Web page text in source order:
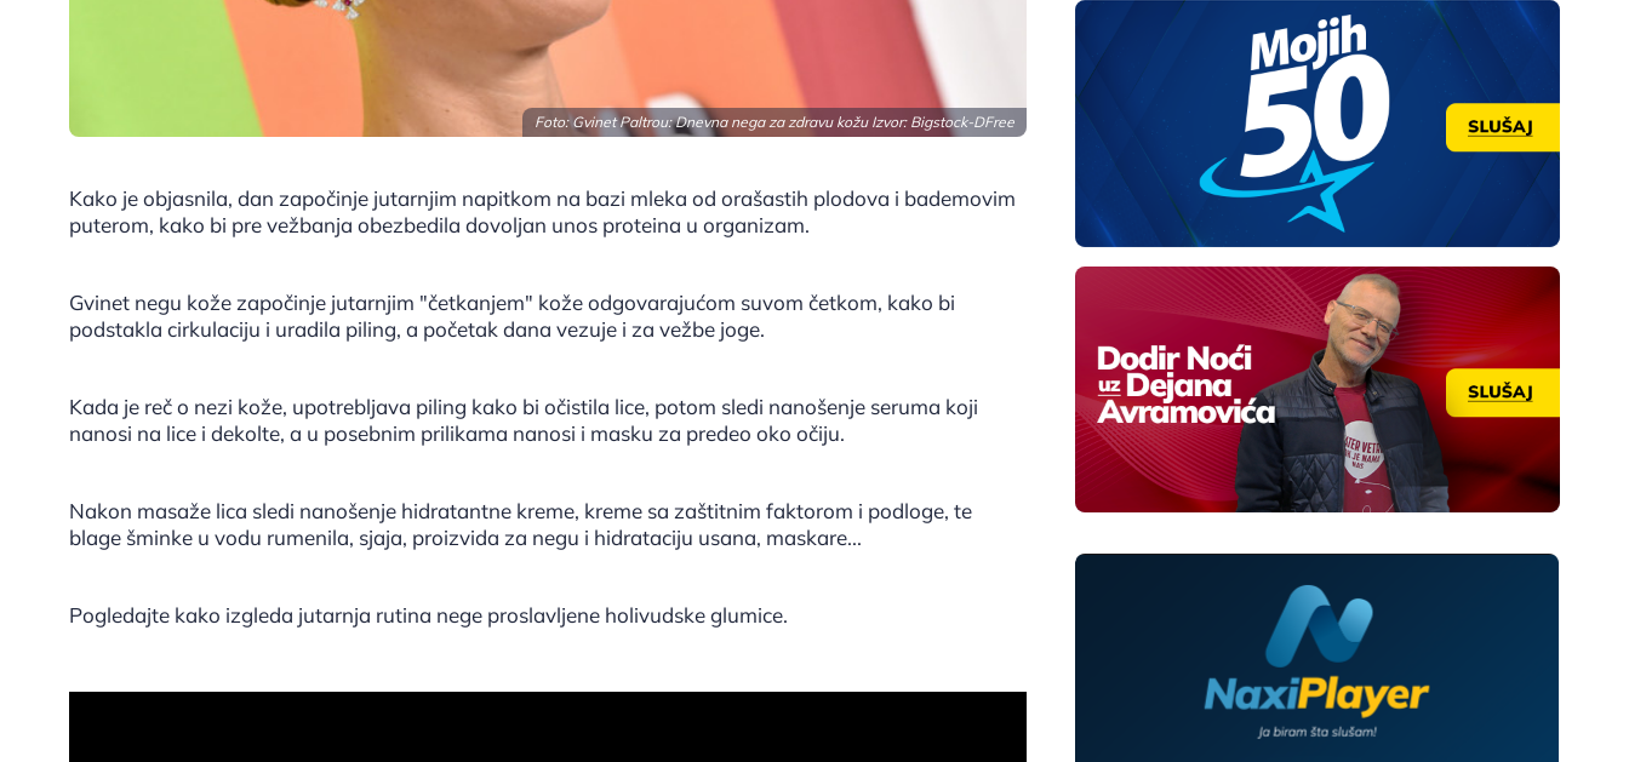
Foto: Gvinet Paltrou: Dnevna nega za zdravu kožu Izvor: Bigstock-DFree
Kako je objasnila, dan započinje jutarnjim napitkom na bazi mleka od orašastih plodova i bademovim
puterom, kako bi pre vežbanja obezbedila dovoljan unos proteina u organizam.
Gvinet negu kože započinje jutarnjim "četkanjem" kože odgovarajućom suvom četkom, kako bi
podstakla cirkulaciju i uradila piling, a početak dana vezuje i za vežbe joge.
Kada je reč o nezi kože, upotrebljava piling kako bi očistila lice, potom sledi nanošenje seruma koji
nanosi na lice i dekolte, a u posebnim prilikama nanosi i masku za predeo oko očiju.
Nakon masaže lica sledi nanošenje hidratantne kreme, kreme sa zaštitnim faktorom i podloge, te
blage šminke u vodu rumenila, sjaja, proizvida za negu i hidrataciju usana, maskare...
Pogledajte kako izgleda jutarnja rutina nege proslavljene holivudske glumice.